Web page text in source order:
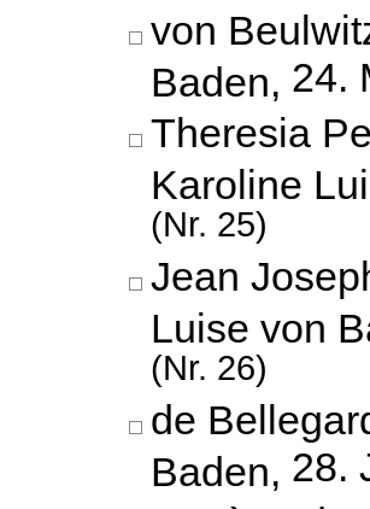
von
Baden, 24.
Theresia
Karoline
(Nr. 25)
Jean
Luise von
(Nr. 26)
de
Baden, 28.